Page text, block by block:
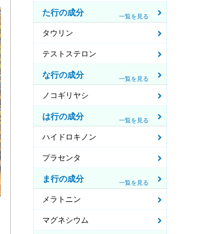
た行の成分 一覧を見る
タウリン
テストステロン
な行の成分 一覧を見る
ノコギリヤシ
は行の成分 一覧を見る
ハイドロキノン
プラセンタ
ま行の成分 一覧を見る
メラトニン
マグネシウム